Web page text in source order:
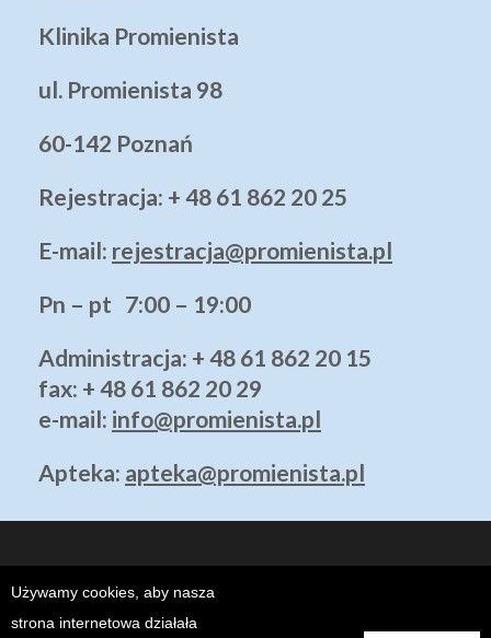
Używamy cookies, aby nasza
strona internetowa działała
Klinika Promienista
ul. Promienista 98
60-142 Poznań
Rejestracja: + 48 61 862 20 25
E-mail: rejestracja@promienista.pl
Pn – pt 7:00 – 19:00
Administracja: + 48 61 862 20 15
fax: + 48 61 862 20 29
e-mail: info@promienista.pl
Apteka: apteka@promienista.pl